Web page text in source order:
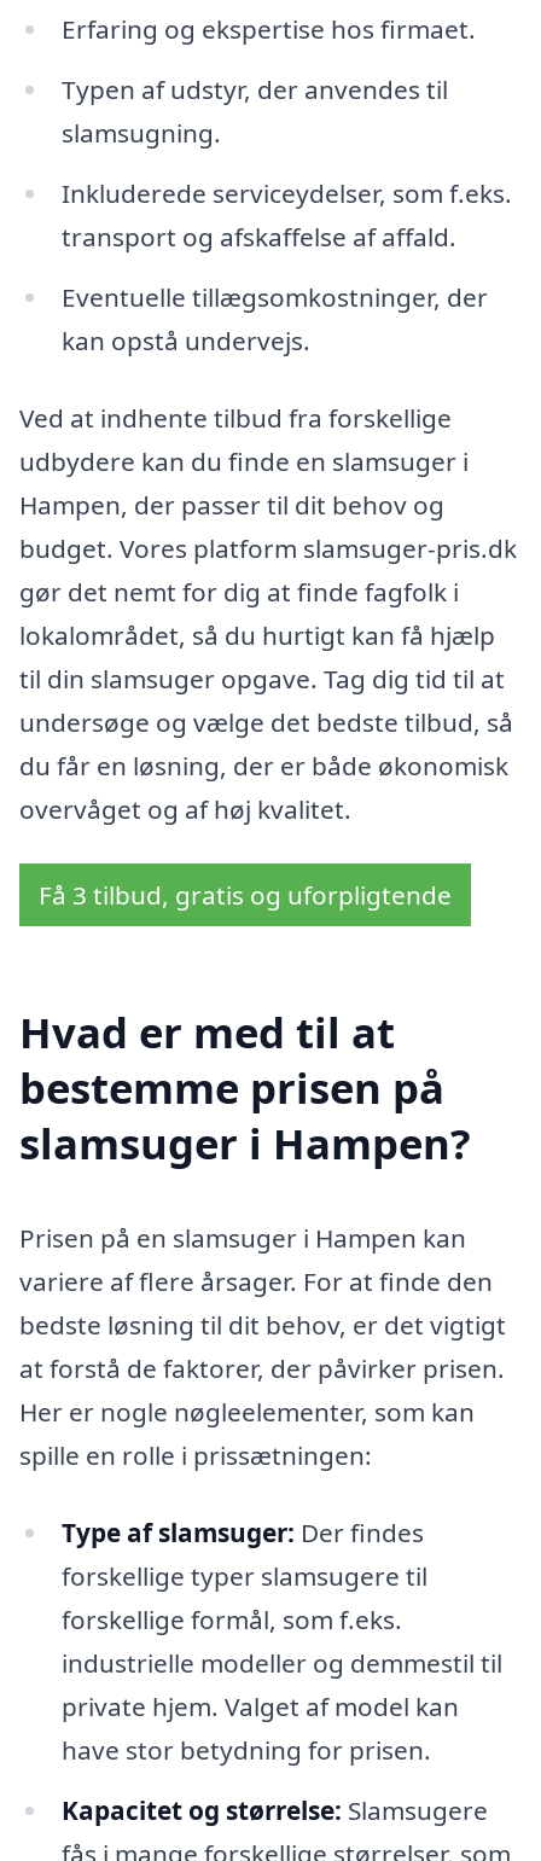
Erfaring og ekspertise hos firmaet.
Typen af udstyr, der anvendes til
slamsugning.
Inkluderede serviceydelser, som f.eks.
transport og afskaffelse af affald.
Eventuelle tillægsomkostninger, der
kan opstå undervejs.
Ved at indhente tilbud fra forskellige
udbydere kan du finde en slamsuger i
Hampen, der passer til dit behov og
budget. Vores platform slamsuger-pris.dk
gør det nemt for dig at finde fagfolk i
lokalområdet, så du hurtigt kan få hjælp
til din slamsuger opgave. Tag dig tid til at
undersøge og vælge det bedste tilbud, så
du får en løsning, der er både økonomisk
overvåget og af høj kvalitet.
Få 3 tilbud, gratis og uforpligtende
Hvad er med til at
bestemme prisen på
slamsuger i Hampen?
Prisen på en slamsuger i Hampen kan
variere af flere årsager. For at finde den
bedste løsning til dit behov, er det vigtigt
at forstå de faktorer, der påvirker prisen.
Her er nogle nøgleelementer, som kan
spille en rolle i prissætningen:
Type af slamsuger: Der findes
forskellige typer slamsugere til
forskellige formål, som f.eks.
industrielle modeller og demmestil til
private hjem. Valget af model kan
have stor betydning for prisen.
Kapacitet og størrelse: Slamsugere
fås i mange forskellige størrelser, som